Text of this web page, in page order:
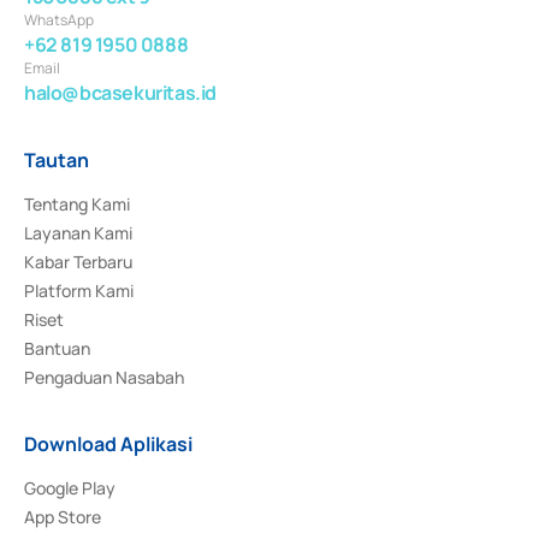
WhatsApp
+62 819 1950 0888
Email
halo@bcasekuritas.id
Tautan
Tentang Kami
Layanan Kami
Kabar Terbaru
Platform Kami
Riset
Bantuan
Pengaduan Nasabah
Download Aplikasi
Google Play
App Store